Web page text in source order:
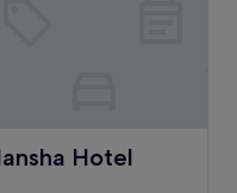
Hotel
Hotel